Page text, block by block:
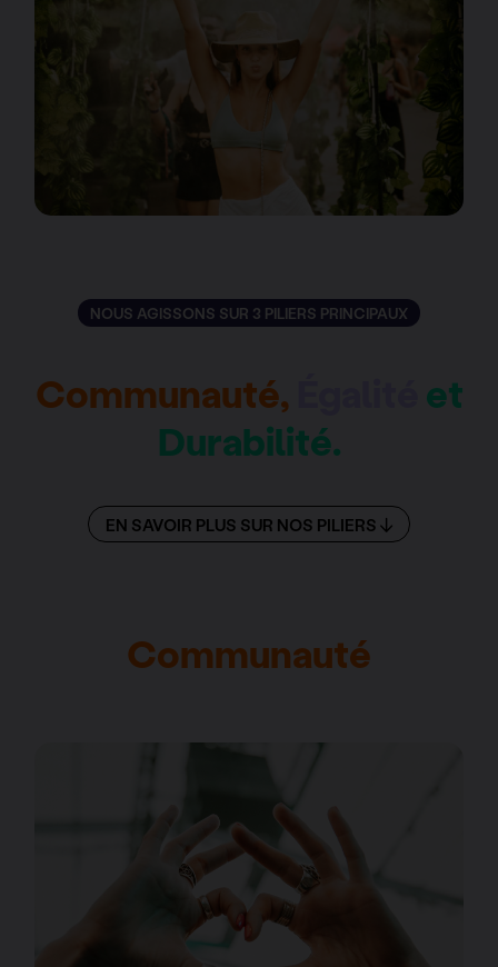
NOUS AGISSONS SUR 3 PILIERS PRINCIPAUX
Communauté,
et
Durabilité.
EN SAVOIR PLUS SUR NOS PILIERS
Communauté